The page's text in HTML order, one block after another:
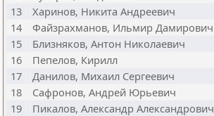
13
Харинов, Никита Андреевич
14
Файзрахманов, Ильмир Дамирович
15
Близняков, Антон Николаевич
16
Пепелов, Кирилл
17
Данилов, Михаил Сергеевич
18
Сафронов, Андрей Юрьевич
19
Пикалов, Александр Александрович